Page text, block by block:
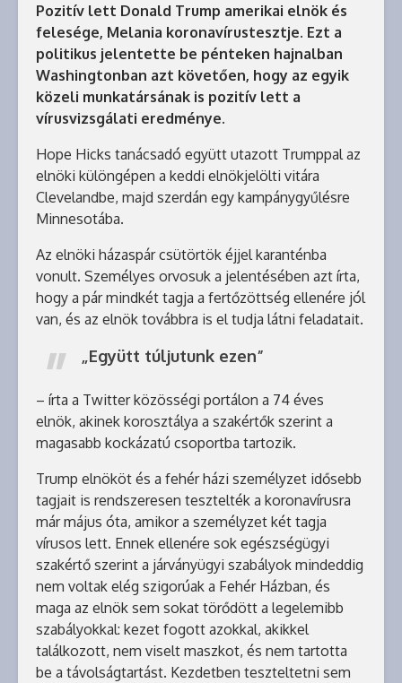
Pozitív lett Donald Trump amerikai elnök és
felesége, Melania koronavírustesztje. Ezt a
politikus jelentette be pénteken hajnalban
Washingtonban azt követően, hogy az egyik
közeli munkatársának is pozitív lett a
vírusvizsgálati eredménye.
Hope Hicks tanácsadó együtt utazott Trumppal az
elnöki különgépen a keddi elnökjelölti vitára
Clevelandbe, majd szerdán egy kampánygyűlésre
Minnesotába.
Az elnöki házaspár csütörtök éjjel karanténba
vonult. Személyes orvosuk a jelentésében azt írta,
hogy a pár mindkét tagja a fertőzöttség ellenére jól
van, és az elnök továbbra is el tudja látni feladatait.
„Együtt túljutunk ezen”
– írta a Twitter közösségi portálon a 74 éves
elnök, akinek korosztálya a szakértők szerint a
magasabb kockázatú csoportba tartozik.
Trump elnököt és a fehér házi személyzet idősebb
tagjait is rendszeresen tesztelték a koronavírusra
már május óta, amikor a személyzet két tagja
vírusos lett. Ennek ellenére sok egészségügyi
szakértő szerint a járványügyi szabályok mindeddig
nem voltak elég szigorúak a Fehér Házban, és
maga az elnök sem sokat törődött a legelemibb
szabályokkal: kezet fogott azokkal, akikkel
találkozott, nem viselt maszkot, és nem tartotta
be a távolságtartást. Kezdetben teszteltetni sem